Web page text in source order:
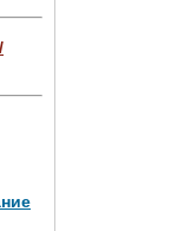
МВт,